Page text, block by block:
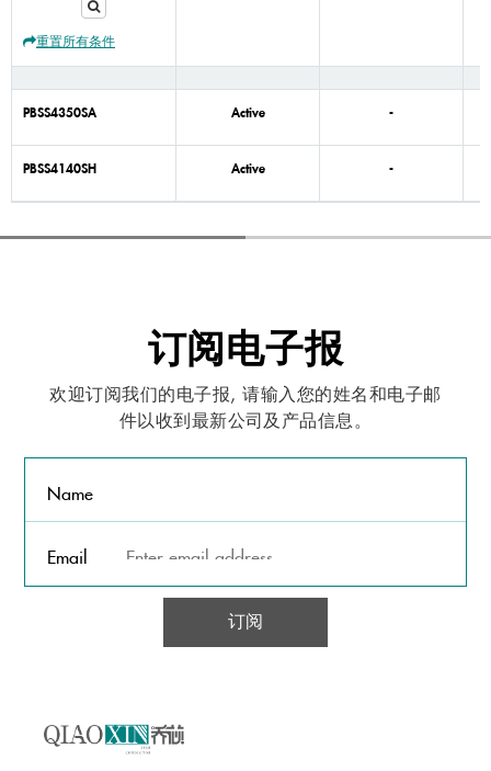
重置所有条件
PBSS4350SA Active
PBSS4140SH Active
订阅电子报
欢迎订阅我们的电子报, 请输入您的姓名和电子邮
件以收到最新公司及产品信息。
Name
Email
订阅